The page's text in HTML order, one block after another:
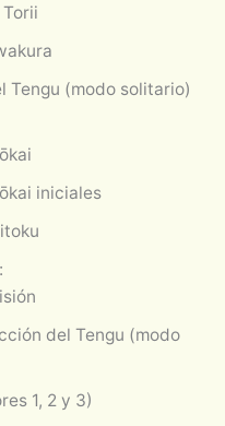
Tengu (modo solitario)
iniciales
del Tengu (modo
1, 2 y 3)